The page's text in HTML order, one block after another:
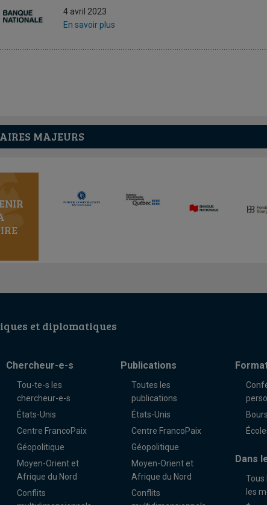
4 avril 2023
En savoir plus
MAJEURS
et diplomatiques
Chercheur-e-s
Tou-te-s les
chercheur-e-s
États-Unis
Centre FrancoPaix
Géopolitique
Moyen-Orient et
Afrique du Nord
Conflits
Publications
Toutes les
publications
États-Unis
Centre FrancoPaix
Géopolitique
Moyen-Orient et
Afrique du Nord
Conflits
Dans
Tous
les